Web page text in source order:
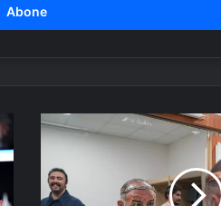
‘Star Wars’
Parkı
Kredi Teklifleri
Tiyatro
Advocato
Yılını
Kutluyor